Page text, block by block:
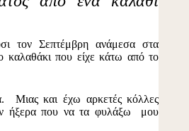
τον Σεπτέμβρη ανάμεσα στα
καλαθάκι που είχε κάτω από το
Μιας και έχω αρκετές κόλλες
ήξερα που να τα φυλάξω μου